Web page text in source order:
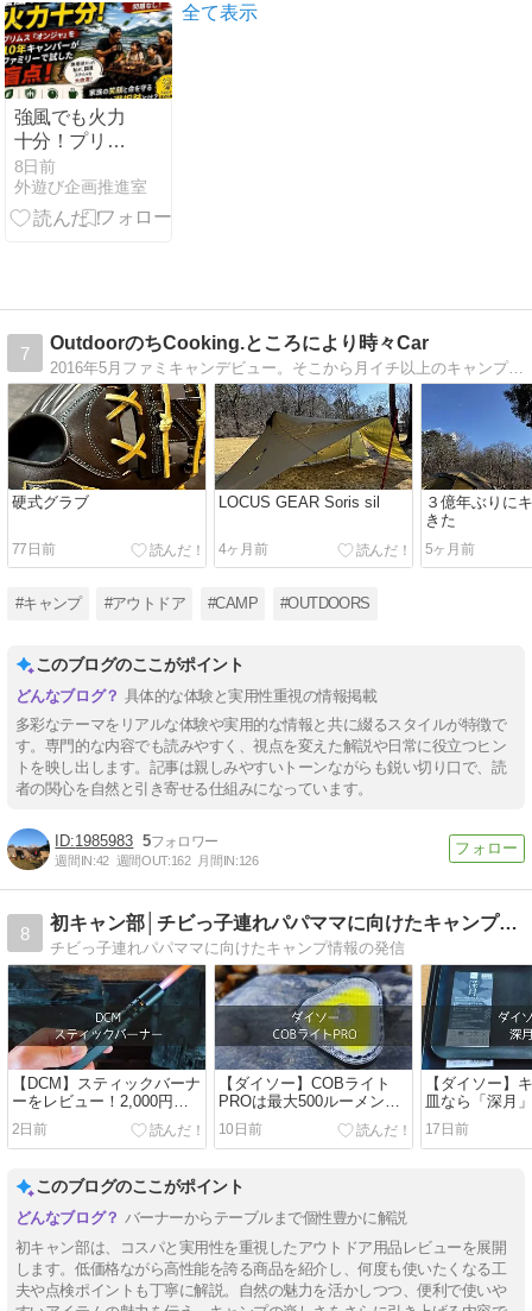
をチェック
強風でも火力
十分！プリム
ス「オンジ
ャ」を10年キ
ャンパーがフ
8日前
外遊び企画推進室
全て表示
7
OutdoorのちCooking.ところにより時々Car
2016年5月ファミキャンデビュー。そこから月イチ以上のキャンプを目標にしています。from Yokohama
硬式グラブ
77日前
LOCUS GEAR Soris sil
4ヶ月前
３億年ぶりに
きた
5ヶ月前
#キャンプ #アウトドア #CAMP #OUTDOORS
このブログのここがポイント
具体的な体験と実用性重視の情報掲載
多彩なテーマをリアルな体験や実用的な情報と共に綴るスタイルが特徴で
す。専門的な内容でも読みやすく、視点を変えた解説や日常に役立つヒン
トを映し出します。記事は親しみやすいトーンながらも鋭い切り口で、読
者の関心を自然と引き寄せる仕組みになっています。
1985983 5
週間IN:42 週間OUT:162 月間IN:126
8
初キャン部│チビっ子連れパパママに向けたキャンプ情報の発信
チビっ子連れパパママに向けたキャンプ情報の発信
【DCM】スティックバーナ
ーをレビュー！2,000円で
買える高火力バーナーの実
力を検証
2日前
【ダイソー】COBライト
PROは最大500ルーメン！
キャンプで使える550円の
神コスパライトだった
10日前
【ダイソー】
皿なら「深月
め！110円と
級感が魅力
17日前
このブログのここがポイント
バーナーからテーブルまで個性豊かに解説
初キャン部は、コスパと実用性を重視したアウトドア用品レビューを展開
します。低価格ながら高性能を誇る商品を紹介し、何度も使いたくなる工
夫や点検ポイントも丁寧に解説。自然の魅力を活かしつつ、便利で使いや